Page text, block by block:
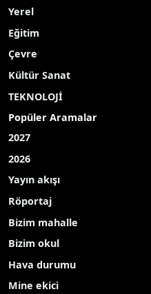
Hasan Kalyoncu
Tasarımı Bölüm
eserlerinden oluşan